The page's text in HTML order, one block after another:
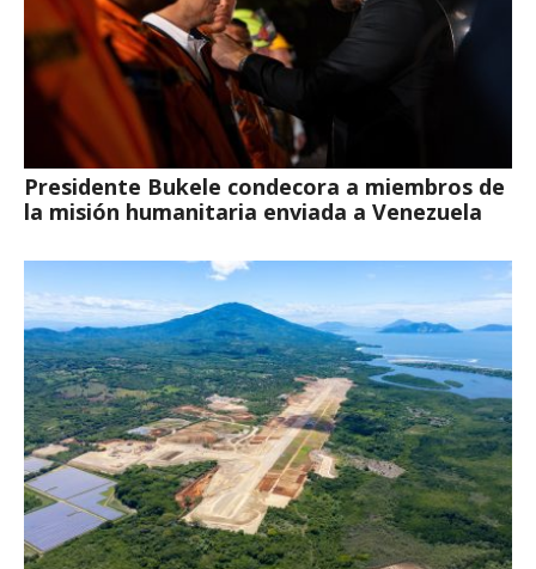
Presidente Bukele condecora a miembros de
la misión humanitaria enviada a Venezuela